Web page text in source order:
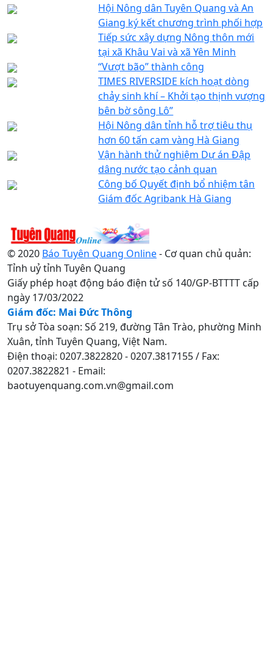
Hội Nông dân Tuyên Quang và An
Giang ký kết chương trình phối hợp
Tiếp sức xây dựng Nông thôn mới
tại xã Khâu Vai và xã Yên Minh
“Vượt bão” thành công
TIMES RIVERSIDE kích hoạt dòng
chảy sinh khí – Khởi tạo thịnh vượng
bên bờ sông Lô”
Hội Nông dân tỉnh hỗ trợ tiêu thụ
hơn 60 tấn cam vàng Hà Giang
Vận hành thử nghiệm Dự án Đập
dâng nước tạo cảnh quan
Công bố Quyết định bổ nhiệm tân
Giám đốc Agribank Hà Giang
© 2020 Báo Tuyên Quang Online- Cơ quan chủ quản:
Tỉnh uỷ tỉnh Tuyên Quang
Giấy phép hoạt động báo điện tử số 140/GP-BTTTT cấp
ngày 17/03/2022
Giám đốc: Mai Đức Thông
Trụ sở Tòa soạn: Số 219, đường Tân Trào, phường Minh
Xuân, tỉnh Tuyên Quang, Việt Nam.
Điện thoại: 0207.3822820 - 0207.3817155 / Fax:
0207.3822821 - Email:
baotuyenquang.com.vn@gmail.com